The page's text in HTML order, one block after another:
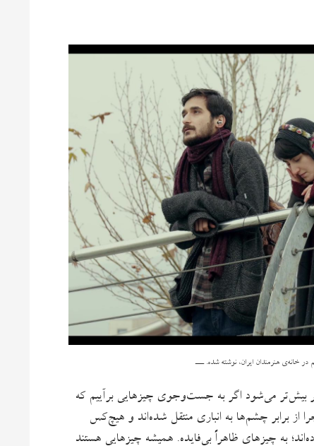
خانه‌ی هنرمندان ایران، نوشته شده. ـــ
بیش‌تر می‌شود اگر به جست‌وجوی چیزهایی برآییم که
از برابر چشم‌ها به انباری منتقل شده‌اند و هیچ‌کس
به چیزهای ظاهراً بی‌فایده. همیشه چیزهایی هستند